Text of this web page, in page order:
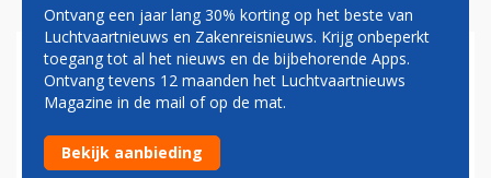
JOS NIJHUIS
Voormalig Schiphol-topman Nijhuis commissaris
Bouwinvest
Ontvang een jaar lang 30% korting op het beste van
Luchtvaartnieuws en Zakenreisnieuws. Krijg onbeperkt
toegang tot al het nieuws en de bijbehorende Apps.
Ontvang tevens 12 maanden het Luchtvaartnieuws
Magazine in de mail of op de mat.
Bekijk aanbieding